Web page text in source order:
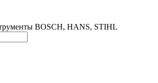
BOSCH, HANS, STIHL